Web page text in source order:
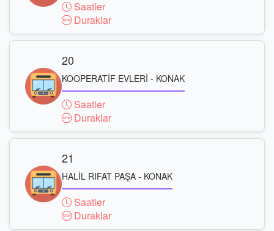
Saatler
Duraklar
20
KOOPERATİF EVLERİ - KONAK
Saatler
Duraklar
21
HALİL RIFAT PAŞA - KONAK
Saatler
Duraklar